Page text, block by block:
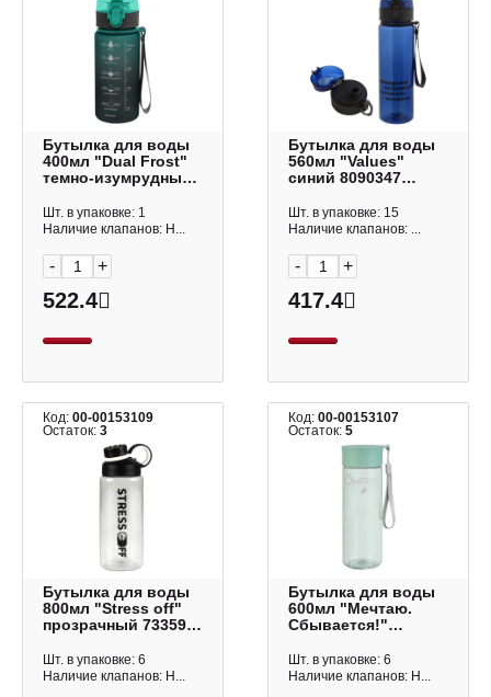
Бутылка для воды
400мл "Dual Frost"
темно-изумрудный
Шт. в упаковке: 1
Наличие клапанов: Н...
- +
522.4
Бутылка для воды
560мл "Values"
синий 8090347
Шт. в упаковке: 15
Наличие клапанов: ...
- +
417.4
Код: 00-00153109
Остаток: 3
Бутылка для воды
800мл "Stress off"
прозрачный 73359
Шт. в упаковке: 6
Наличие клапанов: Н...
Код:00-00153107
Остаток:5
Бутылка для воды
600мл "Мечтаю.
Сбывается!"
Феникс+
Шт. в упаковке: 6
Наличие клапанов: Н...